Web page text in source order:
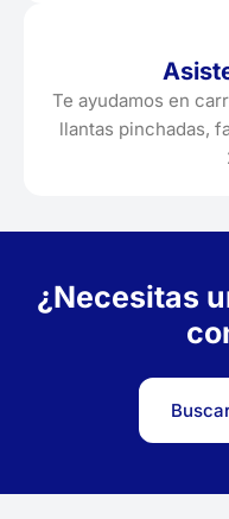
Te ayudamos en
llantas pinchadas,
¿Necesitas